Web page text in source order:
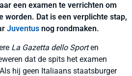
een examen te verrichten om
worden. Dat is een verplichte stap,
Juventus nog rondmaken.
La Gazetta dello Sporten
dat de spits het examen
hij geen Italiaans staatsburger